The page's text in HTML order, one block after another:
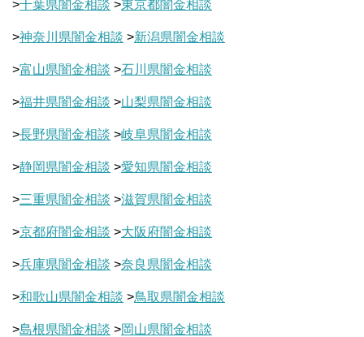
>千葉県闇金相談 >東京都闇金相談
>神奈川県闇金相談 >新潟県闇金相談
>富山県闇金相談 >石川県闇金相談
>福井県闇金相談 >山梨県闇金相談
>長野県闇金相談 >岐阜県闇金相談
>静岡県闇金相談 >愛知県闇金相談
>三重県闇金相談 >滋賀県闇金相談
>京都府闇金相談 >大阪府闇金相談
>兵庫県闇金相談 >奈良県闇金相談
>和歌山県闇金相談 >鳥取県闇金相談
>島根県闇金相談 >岡山県闇金相談